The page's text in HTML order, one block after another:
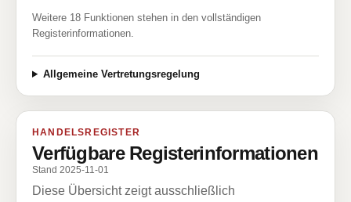
Weitere 18 Funktionen stehen in den vollständigen
Registerinformationen.
Allgemeine Vertretungsregelung
HANDELSREGISTER
Verfügbare Registerinformationen
Stand 2025-11-01
Diese Übersicht zeigt ausschließlich